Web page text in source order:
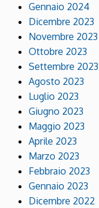
Gennaio 2024
Dicembre 2023
Novembre 2023
Ottobre 2023
Settembre 2023
Agosto 2023
Luglio 2023
Giugno 2023
Maggio 2023
Aprile 2023
Marzo 2023
Febbraio 2023
Gennaio 2023
Dicembre 2022